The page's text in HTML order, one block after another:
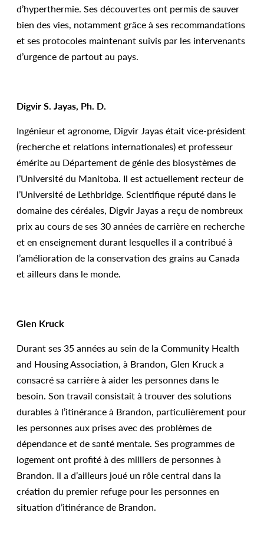
d’hyperthermie. Ses découvertes ont permis de sauver
bien des vies, notamment grâce à ses recommandations
et ses protocoles maintenant suivis par les intervenants
d’urgence de partout au pays.
Digvir S. Jayas, Ph. D.
Ingénieur et agronome, Digvir Jayas était vice-président
(recherche et relations internationales) et professeur
émérite au Département de génie des biosystèmes de
l’Université du Manitoba. Il est actuellement recteur de
l’Université de Lethbridge. Scientifique réputé dans le
domaine des céréales, Digvir Jayas a reçu de nombreux
prix au cours de ses 30 années de carrière en recherche
et en enseignement durant lesquelles il a contribué à
l’amélioration de la conservation des grains au Canada
et ailleurs dans le monde.
Glen Kruck
Durant ses 35 années au sein de la Community Health
and Housing Association, à Brandon, Glen Kruck a
consacré sa carrière à aider les personnes dans le
besoin. Son travail consistait à trouver des solutions
durables à l’itinérance à Brandon, particulièrement pour
les personnes aux prises avec des problèmes de
dépendance et de santé mentale. Ses programmes de
logement ont profité à des milliers de personnes à
Brandon. Il a d’ailleurs joué un rôle central dans la
création du premier refuge pour les personnes en
situation d’itinérance de Brandon.